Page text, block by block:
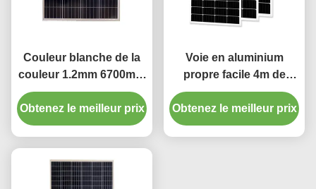
Couleur blanche de la
couleur 1.2mm 6700mm
en longueur de voie en
aluminium épaisse
blanche de rideau
Obtenez le meilleur prix
Voie en aluminium
propre facile 4m de
rideaux en panne
d'électricité de
décoration à la maison
Obtenez le meilleur prix